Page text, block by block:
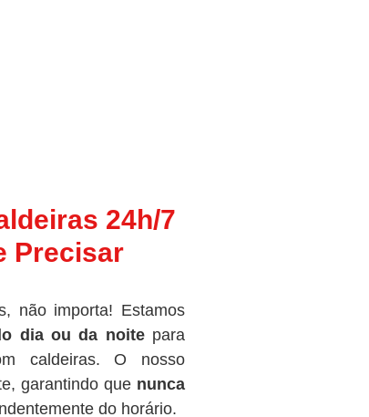
24h/7
Precisar
não importa! Estamos
dia ou da noitepara
caldeiras. O nosso
garantindo que nunca
do horário.